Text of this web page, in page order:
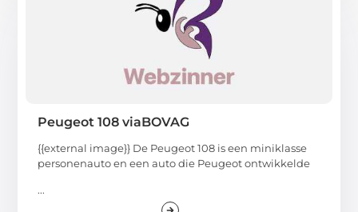
Peugeot 108 viaBOVAG
{{external image}} De Peugeot 108 is een miniklasse
personenauto en een auto die Peugeot ontwikkelde
...